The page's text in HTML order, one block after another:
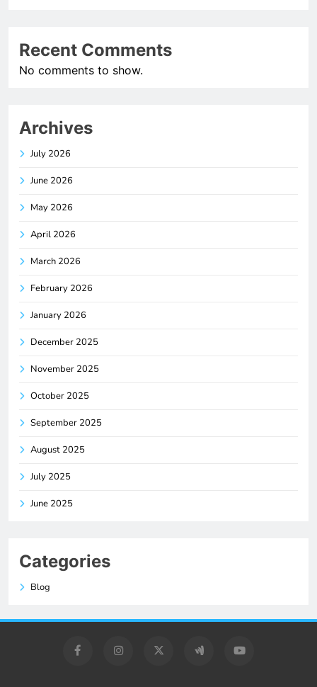
Recent Comments
No comments to show.
Archives
July 2026
June 2026
May 2026
April 2026
March 2026
February 2026
January 2026
December 2025
November 2025
October 2025
September 2025
August 2025
July 2025
June 2025
Categories
Blog